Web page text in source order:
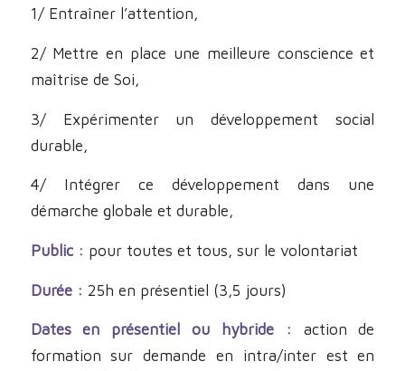
1/ Entraîner l’attention,
2/ Mettre en place une meilleure conscience et
maîtrise de Soi,
3/ Expérimenter un développement social
durable,
4/ Intégrer ce développement dans une
démarche globale et durable,
Public : pour toutes et tous, sur le volontariat
Durée : 25h en présentiel (3,5 jours)
Dates en présentiel ou hybride : action de
formation sur demande en intra/inter est en